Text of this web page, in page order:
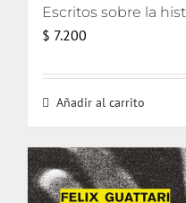
Escritos sobre la
$ 7.200
Añadir al carrito